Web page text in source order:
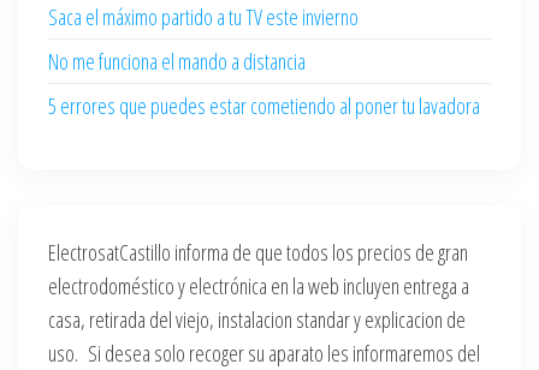
Saca el máximo partido a tu TV este invierno
No me funciona el mando a distancia
5 errores que puedes estar cometiendo al poner tu lavadora
ElectrosatCastillo informa de que todos los precios de gran
electrodoméstico y electrónica en la web incluyen entrega a
casa, retirada del viejo, instalacion standar y explicacion de
uso. Si desea solo recoger su aparato les informaremos del